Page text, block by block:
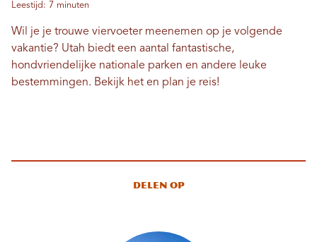
Leestijd: 7 minuten
Wil je je trouwe viervoeter meenemen op je volgende
vakantie? Utah biedt een aantal fantastische,
hondvriendelijke nationale parken en andere leuke
bestemmingen. Bekijk het en plan je reis!
Delen op